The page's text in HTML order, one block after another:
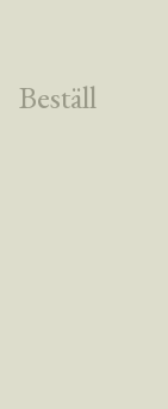
Beställ